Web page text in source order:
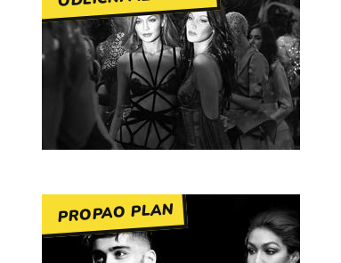
PROPAO PLAN